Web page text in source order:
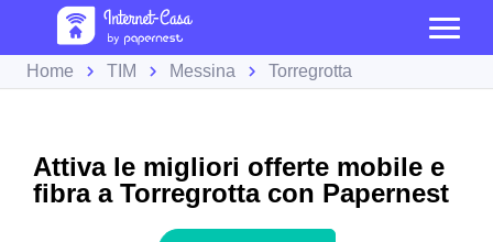
Home TIM Messina Torregrotta